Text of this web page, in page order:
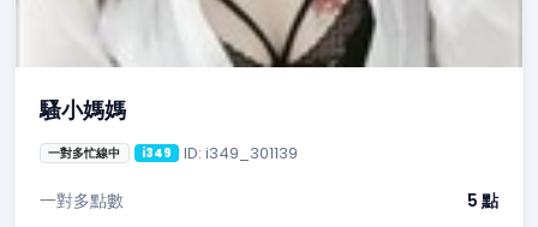
騷小媽媽
一對多忙線中 i349 ID: i349_301139
一對多點數 5 點